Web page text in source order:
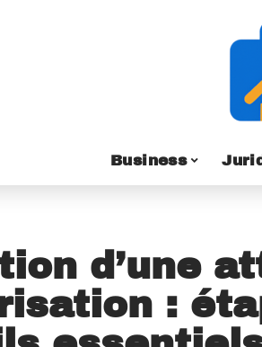
Business
d’une
: